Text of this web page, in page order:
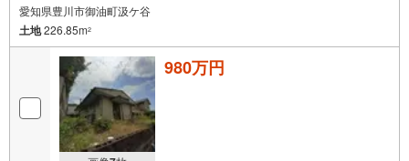
愛知県豊川市御油町汲ケ谷
土地226.85m2
980万円